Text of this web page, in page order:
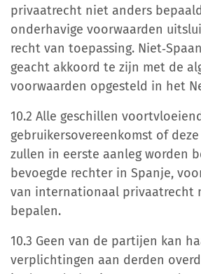
privaatrecht niet anders
onderhavige voorwaarden
recht van toepassing.
geacht akkoord te zijn met de
voorwaarden opgesteld in het
10.2 Alle geschillen
gebruikersovereenkomst of
zullen in eerste aanleg worden
bevoegde rechter in Spanje,
van internationaal privaatrecht
bepalen.
10.3 Geen van de partijen kan
verplichtingen aan derden